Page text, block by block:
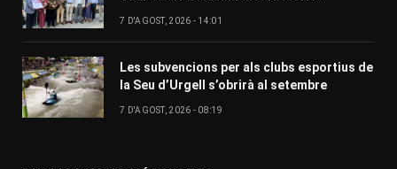
7 D'AGOST, 2026 - 14:01
Les subvencions per als clubs esportius de
la Seu d’Urgell s’obrirà al setembre
7 D'AGOST, 2026 - 08:19